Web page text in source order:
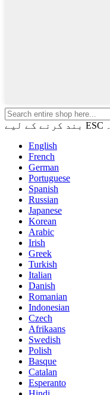
English
French
German
Portuguese
Spanish
Russian
Japanese
Korean
Arabic
Irish
Greek
Turkish
Italian
Danish
Romanian
Indonesian
Czech
Afrikaans
Swedish
Polish
Basque
Catalan
Esperanto